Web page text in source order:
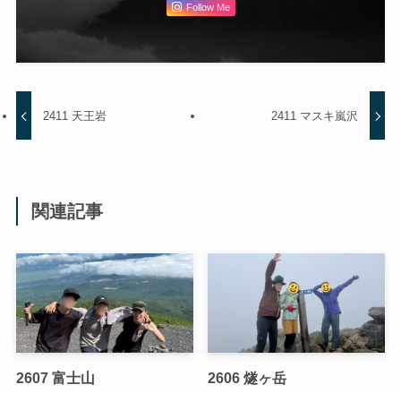
Follow Me
2411 天王岩 2411 マスキ嵐沢
関連記事
2607 富士山 2606 燧ヶ岳